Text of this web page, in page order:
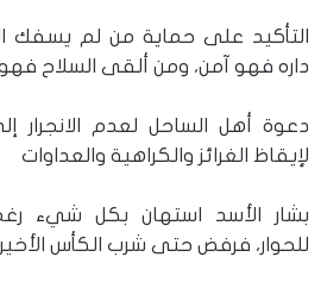
التأكيد على حماية من لم يسفك
داره فهو آمن، ومن ألقى السلاح
دعوة أهل الساحل لعدم الانجرار
لإيقاظ الغرائز والكراهية والعداوات
بشار الأسد استهان بكل شيء
للحوار، فرفض حتى شرب الكأس